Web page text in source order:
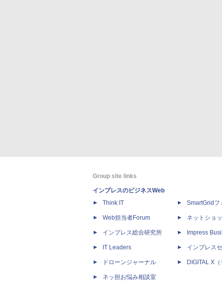
Group site links
インプレスのビジネスWeb
Think IT
Web担当者Forum
インプレス総合研究所
IT Leaders
ドローンジャーナル
ネッ担お悩み相談室
SmartGridフ
ネットショ
Impress
インプレス
DIGITAL X